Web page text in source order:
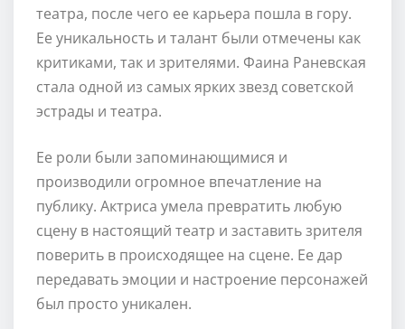
театра, после чего ее карьера пошла в гору.
Ее уникальность и талант были отмечены как
критиками, так и зрителями. Фаина Раневская
стала одной из самых ярких звезд советской
эстрады и театра.
Ее роли были запоминающимися и
производили огромное впечатление на
публику. Актриса умела превратить любую
сцену в настоящий театр и заставить зрителя
поверить в происходящее на сцене. Ее дар
передавать эмоции и настроение персонажей
был просто уникален.